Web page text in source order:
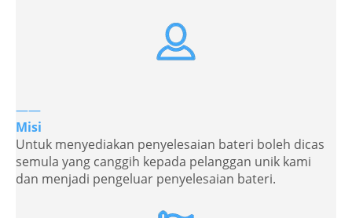
——
Misi
Untuk menyediakan penyelesaian bateri boleh dicas
semula yang canggih kepada pelanggan unik kami
dan menjadi pengeluar penyelesaian bateri.